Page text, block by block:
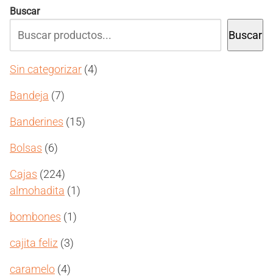
Buscar
Buscar
Sin categorizar 44
Bandeja 77
Banderines 1515
Bolsas 66
Cajas 224224
productos
almohadita 11
bombones 11
cajita feliz 33
caramelo 44